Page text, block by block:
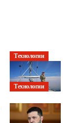
Технологии
Технологии